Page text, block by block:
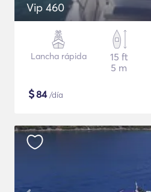
Vip 460
Lancha rápida
15 ft
5 m
$84/día